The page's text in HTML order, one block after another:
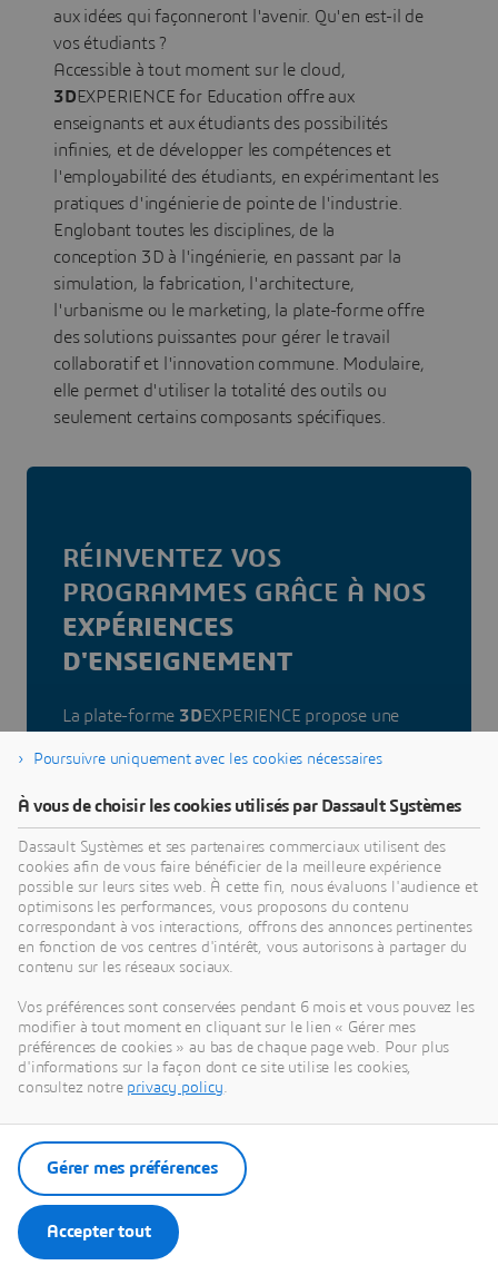
aux idées qui façonneront l'avenir. Qu'en est-il de
vos étudiants ?
Accessible à tout moment sur le cloud,
3DEXPERIENCE for Education offre aux
enseignants et aux étudiants des possibilités
infinies, et de développer les compétences et
l'employabilité des étudiants, en expérimentant les
pratiques d'ingénierie de pointe de l'industrie.
Englobant toutes les disciplines, de la
conception 3D à l'ingénierie, en passant par la
simulation, la fabrication, l'architecture,
l'urbanisme ou le marketing, la plate-forme offre
des solutions puissantes pour gérer le travail
collaboratif et l'innovation commune. Modulaire,
elle permet d'utiliser la totalité des outils ou
seulement certains composants spécifiques.
RÉINVENTEZ VOS
PROGRAMMES GRÂCE À NOS
EXPÉRIENCES
D'ENSEIGNEMENT
La plate-forme 3DEXPERIENCE propose une
spécialement conçus pour répondre aux besoins
des concepteurs et des ingénieurs de demain.
nouvelles fonctionnalités aux enseignants qui
souhaitent découvrir les pratiques d'ingénierie
utilisées par les leaders de l'industrie, grâce aux
logiciels d'innovation produit les plus avancés.
Fournissez à vos étudiants les compétences et
connaissances essentielles pour qu'ils démarrent
leur future carrière avec une longueur d'avance.
Découvrir
Demander un devis
Poursuivre uniquement avec les cookies nécessaires
À vous de choisir les cookies utilisés par Dassault Systèmes
Dassault Systèmes et ses partenaires commerciaux utilisent des
cookies afin de vous faire bénéficier de la meilleure expérience
possible sur leurs sites web. À cette fin, nous évaluons l'audience et
optimisons les performances, vous proposons du contenu
correspondant à vos interactions, offrons des annonces pertinentes
en fonction de vos centres d'intérêt, vous autorisons à partager du
contenu sur les réseaux sociaux.
Vos préférences sont conservées pendant 6 mois et vous pouvez les
modifier à tout moment en cliquant sur le lien « Gérer mes
préférences de cookies » au bas de chaque page web. Pour plus
d'informations sur la façon dont ce site utilise les cookies,
consultez notre privacy policy.
Accepter tout
Gérer mes préférences